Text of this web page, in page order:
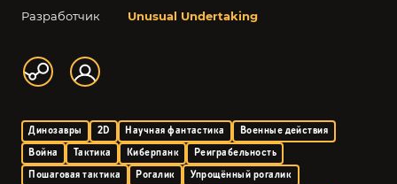
Разработчик
Unusual Undertaking
Динозавры 2D Научная фантастика
Военные действия
Война
Тактика Киберпанк
Реиграбельность
Пошаговая тактика
Рогалик
Упрощённый рогалик